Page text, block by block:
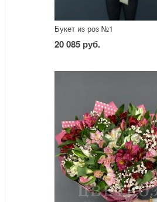
Букет из роз №1
20 085 руб.